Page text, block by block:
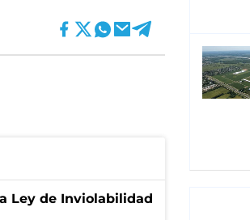
Ley de Inviolabilidad